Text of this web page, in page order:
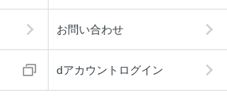
お問い合わせ
dアカウントログイン